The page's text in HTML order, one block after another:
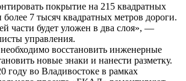
покрытие на 215 квадратных
более 7 тысяч квадратных метров дороги.
части будет уложен в два слоя», —
управления.
восстановить инженерные
новые знаки и нанести разметку.
году во Владивостоке в рамках